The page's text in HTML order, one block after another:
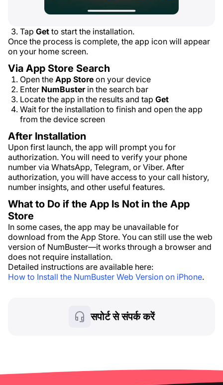
Tap Get to start the installation.
Once the process is complete, the app icon will appear
on your home screen.
Via App Store Search
Open the App Store on your device
Enter NumBusterin the search bar
Locate the app in the results and tap Get
Wait for the installation to finish and open the app
from the device screen
After Installation
Upon first launch, the app will prompt you for
authorization. You will need to verify your phone
number via WhatsApp, Telegram, or Viber. After
authorization, you will have access to your call history,
number insights, and other useful features.
What to Do if the App Is Not in the App
Store
In some cases, the app may be unavailable for
download from the App Store. You can still use the web
version of NumBuster—it works through a browser and
does not require installation.
Detailed instructions are available here:
How to Install the NumBuster Web Version on iPhone.
सपोर्ट से संपर्क करें